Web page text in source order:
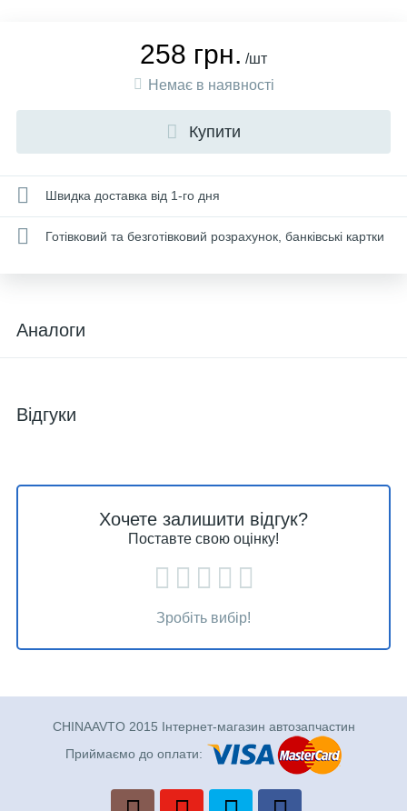
258 грн. /шт
Немає в наявності
Купити
Швидка доставка від 1-го дня
Готівковий та безготівковий розрахунок, банківські картки
Аналоги
Відгуки
Хочете залишити відгук?
Поставте свою оцінку!
Зробіть вибір!
CHINAAVTO 2015 Інтернет-магазин автозапчастин
Приймаємо до оплати: